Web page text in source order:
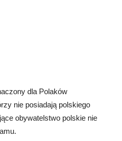
dla Polaków
nie posiadają polskiego
obywatelstwo polskie nie